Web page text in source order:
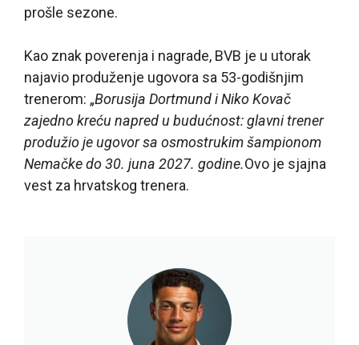
prošle sezone.
Kao znak poverenja i nagrade, BVB je u utorak
najavio produženje ugovora sa 53-godišnjim
trenerom: „Borusija Dortmund i Niko Kovač
zajedno kreću napred u budućnost: glavni trener
produžio je ugovor sa osmostrukim šampionom
Nemačke do 30. juna 2027. godine.Ovo je sjajna
vest za hrvatskog trenera.